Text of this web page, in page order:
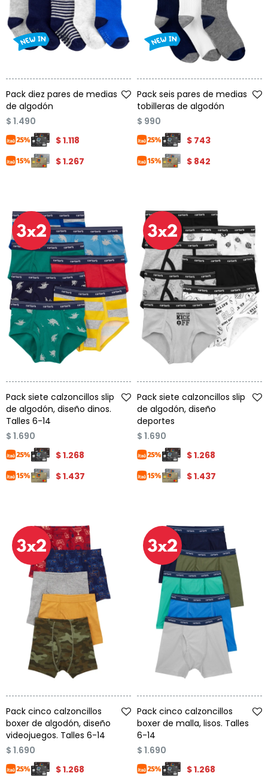
Pack diez pares de medias
de algodón
$ 1.490
$1.118
$1.267
Pack seis pares de medias
tobilleras de algodón
$ 990
$ 743
$ 842
Pack siete calzoncillos slip
de algodón, diseño dinos.
Talles 6-14
$ 1.690
$1.268
$1.437
Pack siete calzoncillos slip
de algodón, diseño
deportes
$ 1.690
$1.268
$1.437
Pack cinco calzoncillos
boxer de algodón, diseño
videojuegos. Talles 6-14
$ 1.690
$1.268
Pack cinco calzoncillos
boxer de malla, lisos. Talles
6-14
$ 1.690
$1.268